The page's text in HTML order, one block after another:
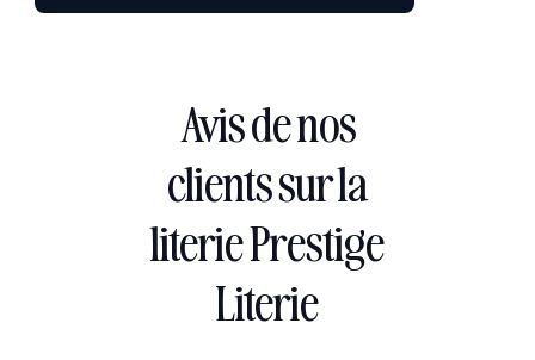
Avis de nos
clients sur la
literie Prestige
Literie